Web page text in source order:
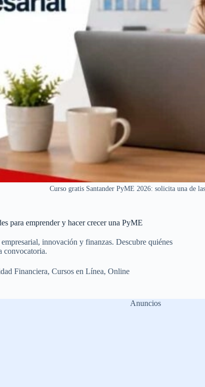
Curso gratis Santander PyME 2026: solicita una de
para emprender y hacer crecer una PyME
innovación y finanzas. Descubre quiénes
convocatoria.
Financiera, Cursos en Línea, Online
Anuncios